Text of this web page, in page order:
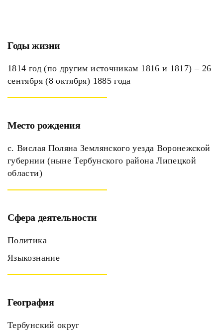
Годы жизни
1814 год (по другим источникам 1816 и 1817) – 26
сентября (8 октября) 1885 года
Место рождения
с. Вислая Поляна Землянского уезда Воронежской
губернии (ныне Тербунского района Липецкой
области)
Сфера деятельности
Политика
Языкознание
География
Тербунский округ